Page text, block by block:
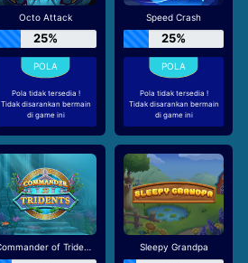
Octo Attack
25%
Pola tidak tersedia !
Tidak disarankan bermain
di game ini
Speed Crash
25%
Pola tidak tersedia !
Tidak disarankan bermain
di game ini
Commander of Tridents Sleepy Grandpa